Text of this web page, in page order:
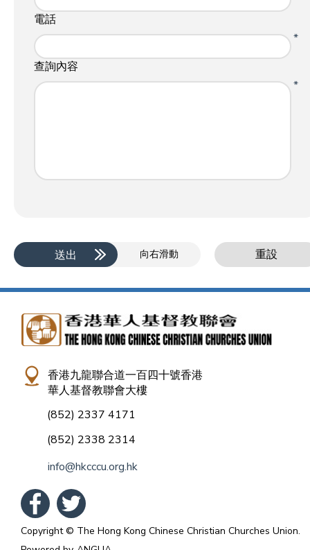
電話
*
查詢內容
*
送出 向右滑動 重設
香港九龍聯合道一百四十號香港
華人基督教聯會大樓
(852) 2337 4171
(852) 2338 2314
info@hkcccu.org.hk
Copyright © The Hong Kong Chinese Christian Churches Union.